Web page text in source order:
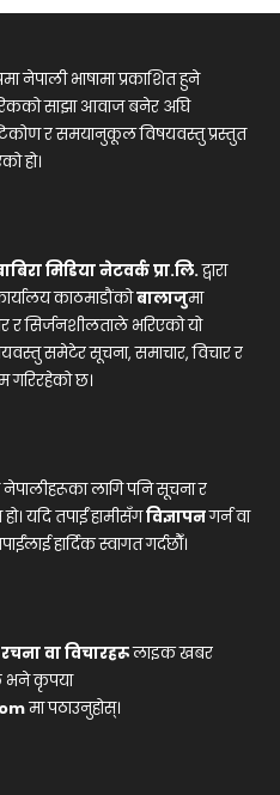
नेपाली भाषामा प्रकाशित हुने
साझा आवाज बनेर अघि
र समयानुकूल विषयवस्तु प्रस्तुत
हो।
मिडिया नेटवर्क प्रा.लि.द्वारा
काठमाडौंकोबालाजुमा
र सिर्जनशीलताले भरिएको यो
समेटेर सूचना, समाचार, विचार र
गरिरहेको छ।
लागि पनि सूचना र
यदि तपाईं हामीसँगविज्ञापनगर्न वा
हार्दिक स्वागत गर्दछौँ।
वा विचारहरूलाइक खबर
भने कृपया
मा पठाउनुहोस्।